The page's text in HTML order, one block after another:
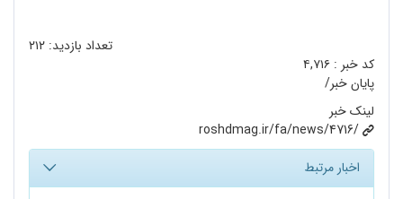
تعداد بازدید: ۲۱۲
کد خبر : ۴,۷۱۶
پایان خبر/
لینک خبر
roshdmag.ir/fa/news/4716/
اخبار مرتبط